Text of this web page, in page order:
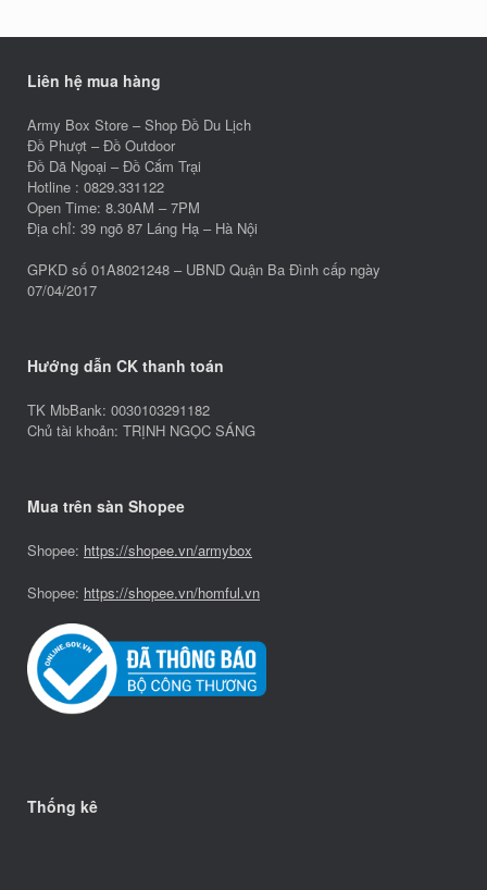
Liên hệ mua hàng
Army Box Store – Shop Đồ Du Lịch
Đồ Phượt – Đồ Outdoor
Đồ Dã Ngoại – Đồ Cắm Trại
Hotline : 0829.331122
Open Time: 8.30AM – 7PM
Địa chỉ: 39 ngõ 87 Láng Hạ – Hà Nội
GPKD số 01A8021248 – UBND Quận Ba Đình cấp ngày
07/04/2017
Hướng dẫn CK thanh toán
TK MbBank: 0030103291182
Chủ tài khoản: TRỊNH NGỌC SÁNG
Mua trên sàn Shopee
Shopee: https://shopee.vn/armybox
Shopee: https://shopee.vn/homful.vn
Thống kê